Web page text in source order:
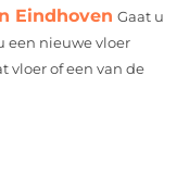
Eindhoven Gaat u
een nieuwe vloer
vloer of een van de